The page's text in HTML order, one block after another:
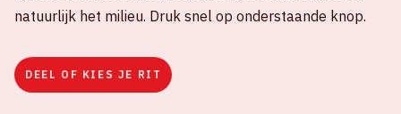
natuurlijk het milieu. Druk snel op onderstaande knop.
DEEL OF KIES JE RIT